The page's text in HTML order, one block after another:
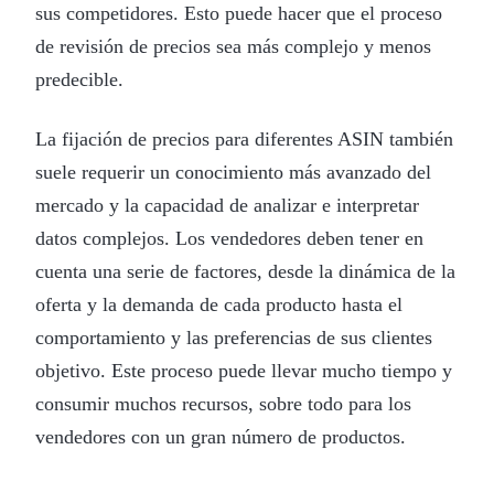
sus competidores. Esto puede hacer que el proceso
de revisión de precios sea más complejo y menos
predecible.
La fijación de precios para diferentes ASIN también
suele requerir un conocimiento más avanzado del
mercado y la capacidad de analizar e interpretar
datos complejos. Los vendedores deben tener en
cuenta una serie de factores, desde la dinámica de la
oferta y la demanda de cada producto hasta el
comportamiento y las preferencias de sus clientes
objetivo. Este proceso puede llevar mucho tiempo y
consumir muchos recursos, sobre todo para los
vendedores con un gran número de productos.